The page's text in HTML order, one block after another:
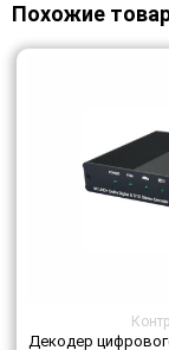
Похожие
Декодер